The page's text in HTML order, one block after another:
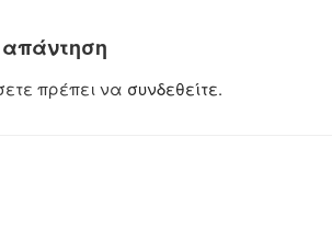
πρέπει να συνδεθείτε.